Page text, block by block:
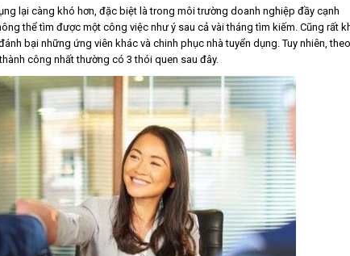
lại càng khó hơn, đặc biệt là trong môi trường doanh nghiệp đầy cạnh
thể tìm được một công việc như ý sau cả vài tháng tìm kiếm. Cũng rất
bại những ứng viên khác và chinh phục nhà tuyển dụng. Tuy nhiên, theo
công nhất thường có 3 thói quen sau đây.